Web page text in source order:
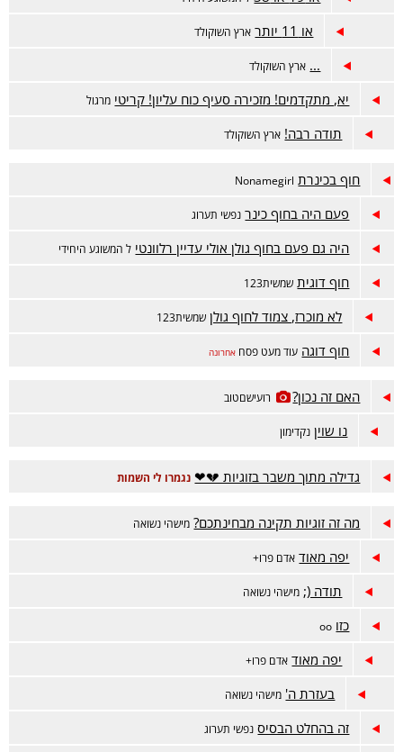
או 11 יותר ארץ השוקולד
... ארץ השוקולד
יא, מתקדמים! מזכירה סעיף כוח עליון! קריטי מרגול
תודה רבה! ארץ השוקולד
חוף בכינרת Nonamegirl
פעם היה בחוף כינר נפשי תערוג
היה גם פעם בחוף גולן אולי עדיין רלוונטי ל המשוגע היחידי
חוף דוגית שמשית123
לא מוכרז, צמוד לחוף גולן שמשית123
חוף דוגה עוד מעט פסח אחרונה
האם זה נכון? רועישםטוב
נו שוין נקדימון
גדילה מתוך משבר בזוגיות 💔❤ נגמרו לי השמות
מה זה זוגיות תקינה מבחינתכם? מישהי נשואה
יפה מאוד אדם פרו+
תודה (; מישהי נשואה
כזו oo
יפה מאוד אדם פרו+
בעזרת ה' מישהי נשואה
זה בהחלט הבסיס נפשי תערוג